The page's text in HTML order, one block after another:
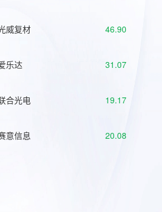
威复材 46.90
乐达 31.07
合光电 19.17
意信息 20.08